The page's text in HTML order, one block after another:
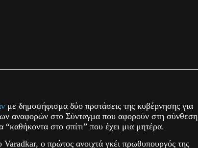
με δημοψήφισμα δύο προτάσεις της κυβέρνησης για
αναφορών στο Σύνταγμα που αφορούν στη σύνθεση
“καθήκοντα στο σπίτι” που έχει μια μητέρα.
ο πρώτος ανοιχτά γκέι πρωθυπουργός της